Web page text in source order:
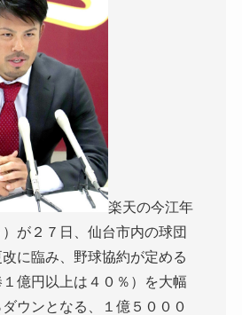
楽天の今江年
が２７日、仙台市内の球団
に臨み、野球協約が定める
億円以上は４０％）を大幅
ウンとなる、１億５０００